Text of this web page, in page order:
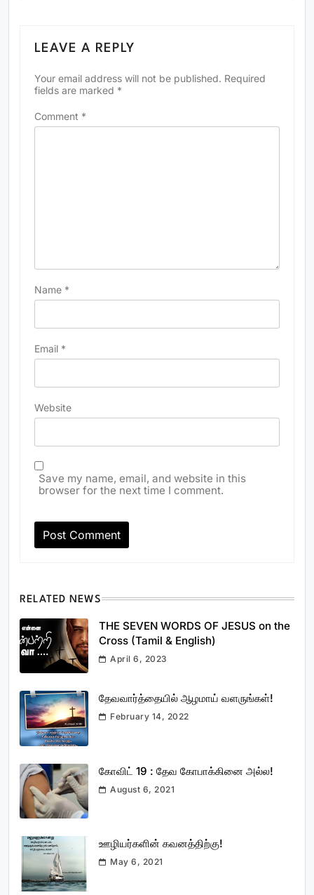
LEAVE A REPLY
Your email address will not be published. Required
fields are marked *
Comment *
Name *
Email *
Website
Save my name, email, and website in this
browser for the next time I comment.
RELATED NEWS
THE SEVEN WORDS OF JESUS on the
Cross (Tamil & English)
April 6, 2023
தேவவார்த்தையில் ஆழமாய் வளருங்கள்!
February 14, 2022
கோவிட் 19 : தேவ கோபாக்கினை அல்ல!
August 6, 2021
ஊழியர்களின் கவனத்திற்கு!
May 6, 2021